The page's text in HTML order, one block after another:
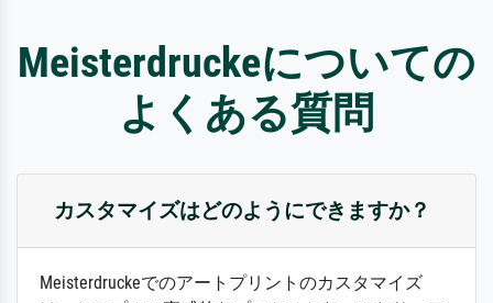
Meisterdruckeについての
よくある質問
カスタマイズはどのようにできますか？
Meisterdruckeでのアートプリントのカスタマイズ